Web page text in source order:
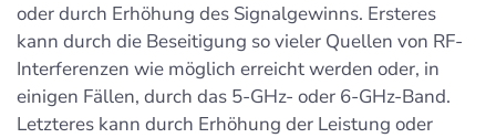
oder durch Erhöhung des Signalgewinns. Ersteres
kann durch die Beseitigung so vieler Quellen von RF-
Interferenzen wie möglich erreicht werden oder, in
einigen Fällen, durch das 5-GHz- oder 6-GHz-Band.
Letzteres kann durch Erhöhung der Leistung oder